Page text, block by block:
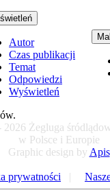
Autor
Czas publikacji
Temat
Odpowiedzi
Wyświetleń
Żegluga
w Polsce i Europie
Graphic design by Apis
prywatności |